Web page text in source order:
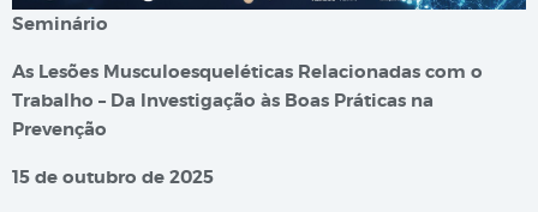
Seminário
As Lesões Musculoesqueléticas Relacionadas com o
Trabalho – Da Investigação às Boas Práticas na
Prevenção
15 de outubro de 2025